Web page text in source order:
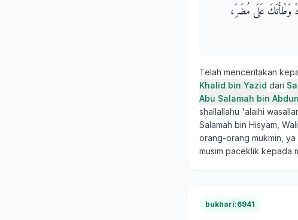
وَطْأَتَكَ عَلَى مُضَرَ،
Telah menceritakan
Khalid bin Yazid dari
Abu Salamah bin
shallallahu 'alaihi
Salamah bin Hisyam,
orang-orang mukmin,
musim paceklik kepada
bukhari:6941